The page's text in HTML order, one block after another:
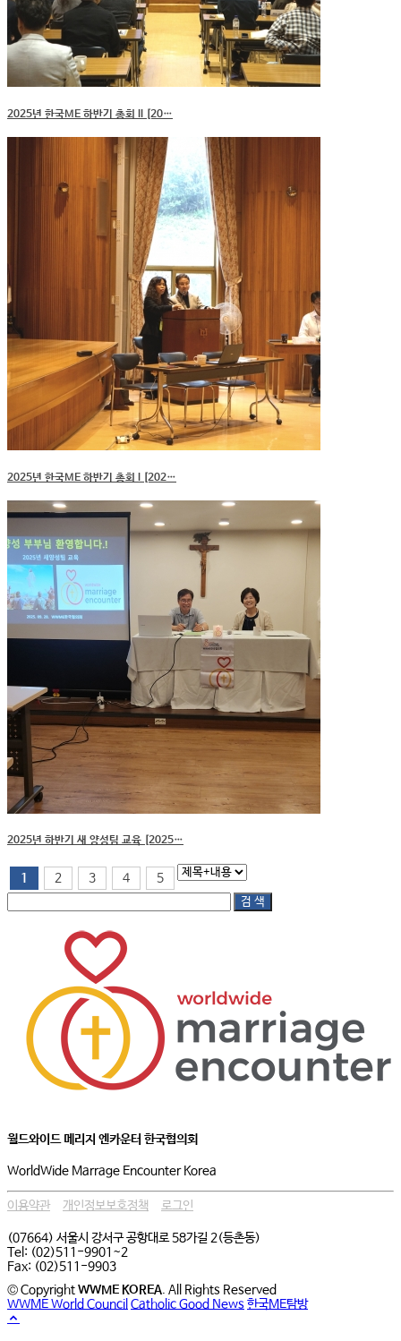
2025년 한국ME 하반기 총회 II [20…
2025년 한국ME 하반기 총회 I [202…
2025년 하반기 새 양성팀 교육 [2025…
1 2 3 4 5
검 색
월드와이드 메리지 엔카운터 한국협의회
WorldWide Marrage Encounter Korea
이용약관 개인정보보호정책 로그인
(07664) 서울시 강서구 공항대로 58가길 2(등촌동)
Tel: (02)511-9901~2
Fax: (02)511-9903
© CopyrightWWME KOREA. All Rights Reserved
WWME World Council Catholic Good News한국ME탐방